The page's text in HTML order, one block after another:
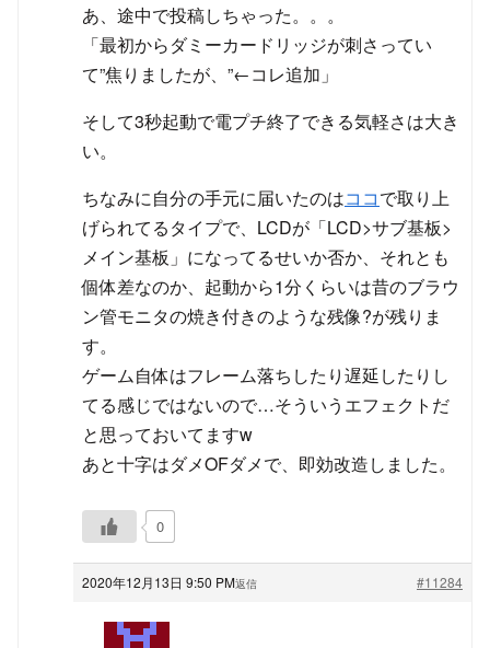
あ、途中で投稿しちゃった。。。
「最初からダミーカードリッジが刺さってい
て”焦りましたが、”←コレ追加」
そして3秒起動で電プチ終了できる気軽さは大き
い。
ちなみに自分の手元に届いたのはココで取り上
げられてるタイプで、LCDが「LCD>サブ基板>
メイン基板」になってるせいか否か、それとも
個体差なのか、起動から1分くらいは昔のブラウ
ン管モニタの焼き付きのような残像?が残りま
す。
ゲーム自体はフレーム落ちしたり遅延したりし
てる感じではないので…そういうエフェクトだ
と思っておいてますw
あと十字はダメOFダメで、即効改造しました。
0
2020年12月13日 9:50 PM #11284
返信